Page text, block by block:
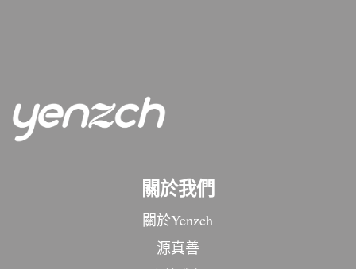
關於我們
關於Yenzch
源真善